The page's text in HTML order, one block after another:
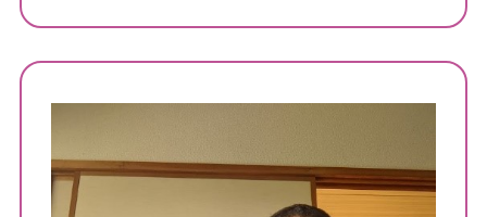
足の痛みでお悩み
体に痛みでお悩み